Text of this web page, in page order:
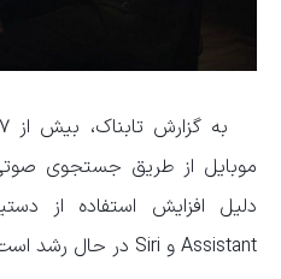
موبایل از طریق جستجوی
Assistant و Siri در حال رشد است.